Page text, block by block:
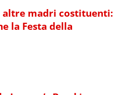
altre madri costituenti:
la Festa della